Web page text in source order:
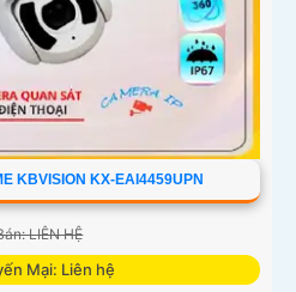
KBVISION KX-EAI4459UPN
LIÊN HỆ
Mại: Liên hệ